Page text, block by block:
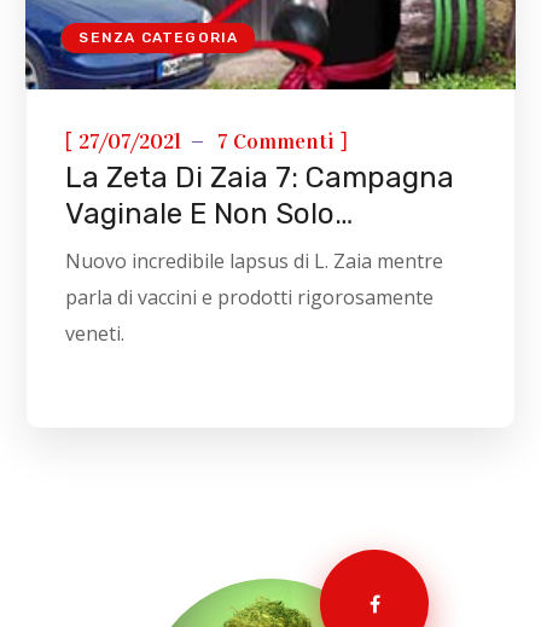
SENZA CATEGORIA
[ 27/07/2021 7 Commenti ]
La Zeta Di Zaia 7: Campagna
Vaginale E Non Solo…
Nuovo incredibile lapsus di L. Zaia mentre
parla di vaccini e prodotti rigorosamente
veneti.